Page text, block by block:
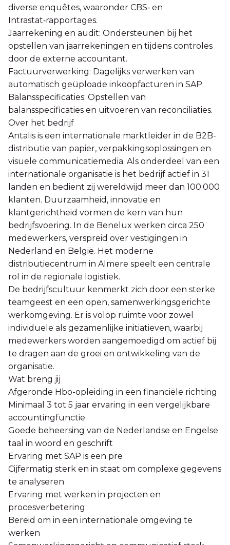
diverse enquêtes, waaronder CBS‑ en
Intrastat‑rapportages.
Jaarrekening en audit: Ondersteunen bij het
opstellen van jaarrekeningen en tijdens controles
door de externe accountant.
Factuurverwerking: Dagelijks verwerken van
automatisch geüploade inkoopfacturen in SAP.
Balansspecificaties: Opstellen van
balansspecificaties en uitvoeren van reconciliaties.
Over het bedrijf
Antalis is een internationale marktleider in de B2B-
distributie van papier, verpakkingsoplossingen en
visuele communicatiemedia. Als onderdeel van een
internationale organisatie is het bedrijf actief in 31
landen en bedient zij wereldwijd meer dan 100.000
klanten. Duurzaamheid, innovatie en
klantgerichtheid vormen de kern van hun
bedrijfsvoering. In de Benelux werken circa 250
medewerkers, verspreid over vestigingen in
Nederland en België. Het moderne
distributiecentrum in Almere speelt een centrale
rol in de regionale logistiek.
De bedrijfscultuur kenmerkt zich door een sterke
teamgeest en een open, samenwerkingsgerichte
werkomgeving. Er is volop ruimte voor zowel
individuele als gezamenlijke initiatieven, waarbij
medewerkers worden aangemoedigd om actief bij
te dragen aan de groei en ontwikkeling van de
organisatie.
Wat breng jij
Afgeronde Hbo-opleiding in een financiële richting
Minimaal 3 tot 5 jaar ervaring in een vergelijkbare
accountingfunctie
Goede beheersing van de Nederlandse en Engelse
taal in woord en geschrift
Ervaring met SAP is een pre
Cijfermatig sterk en in staat om complexe gegevens
te analyseren
Ervaring met werken in projecten en
procesverbetering
Bereid om in een internationale omgeving te
werken